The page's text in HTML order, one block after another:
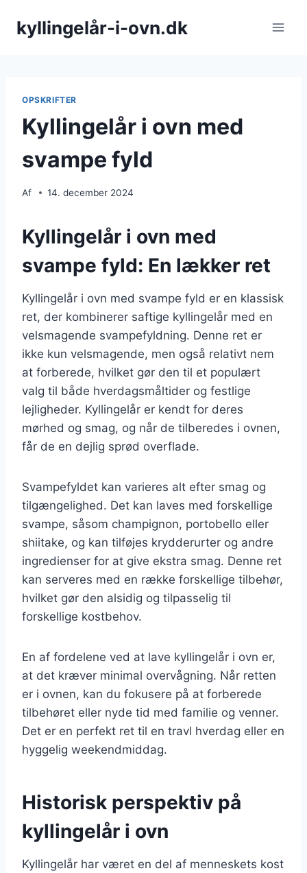
kyllingelår-i-ovn.dk
OPSKRIFTER
Kyllingelår i ovn med
svampe fyld
Af 14. december 2024
Kyllingelår i ovn med
svampe fyld: En lækker ret
Kyllingelår i ovn med svampe fyld er en klassisk
ret, der kombinerer saftige kyllingelår med en
velsmagende svampefyldning. Denne ret er
ikke kun velsmagende, men også relativt nem
at forberede, hvilket gør den til et populært
valg til både hverdagsmåltider og festlige
lejligheder. Kyllingelår er kendt for deres
mørhed og smag, og når de tilberedes i ovnen,
får de en dejlig sprød overflade.
Svampefyldet kan varieres alt efter smag og
tilgængelighed. Det kan laves med forskellige
svampe, såsom champignon, portobello eller
shiitake, og kan tilføjes krydderurter og andre
ingredienser for at give ekstra smag. Denne ret
kan serveres med en række forskellige tilbehør,
hvilket gør den alsidig og tilpasselig til
forskellige kostbehov.
En af fordelene ved at lave kyllingelår i ovn er,
at det kræver minimal overvågning. Når retten
er i ovnen, kan du fokusere på at forberede
tilbehøret eller nyde tid med familie og venner.
Det er en perfekt ret til en travl hverdag eller en
hyggelig weekendmiddag.
Historisk perspektiv på
kyllingelår i ovn
Kyllingelår har været en del af menneskets kost